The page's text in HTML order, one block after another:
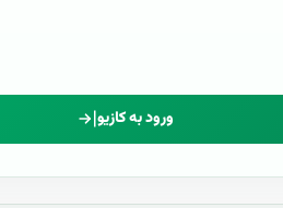
ورود به کازیو